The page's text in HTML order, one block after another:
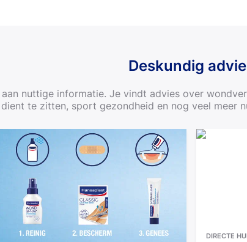
Deskundig
nuttige informatie. Je vindt advies over
dient te zitten, sport gezondheid en nog veel
DIRECTE